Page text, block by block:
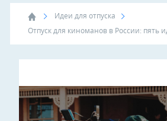
Идеи для отпуска
Отпуск для киноманов в России: пять